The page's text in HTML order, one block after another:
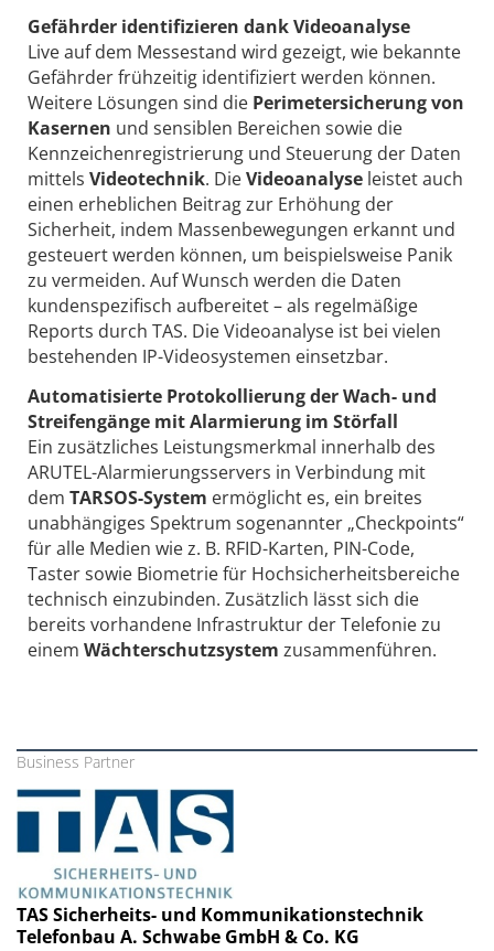
Gefährder identifizieren dank Videoanalyse
Live auf dem Messestand wird gezeigt, wie bekannte
Gefährder frühzeitig identifiziert werden können.
Weitere Lösungen sind die Perimetersicherung von
Kasernen und sensiblen Bereichen sowie die
Kennzeichenregistrierung und Steuerung der Daten
mittels Videotechnik. DieVideoanalyse leistet auch
einen erheblichen Beitrag zur Erhöhung der
Sicherheit, indem Massenbewegungen erkannt und
gesteuert werden können, um beispielsweise Panik
zu vermeiden. Auf Wunsch werden die Daten
kundenspezifisch aufbereitet – als regelmäßige
Reports durch TAS. Die Videoanalyse ist bei vielen
bestehenden IP-Videosystemen einsetzbar.
Automatisierte Protokollierung der Wach- und
Streifengänge mit Alarmierung im Störfall
Ein zusätzliches Leistungsmerkmal innerhalb des
ARUTEL-Alarmierungsservers in Verbindung mit
dem TARSOS-System ermöglicht es, ein breites
unabhängiges Spektrum sogenannter „Checkpoints“
für alle Medien wie z. B. RFID-Karten, PIN-Code,
Taster sowie Biometrie für Hochsicherheitsbereiche
technisch einzubinden. Zusätzlich lässt sich die
bereits vorhandene Infrastruktur der Telefonie zu
einem Wächterschutzsystem zusammenführen.
Business Partner
TAS Sicherheits- und Kommunikationstechnik
Telefonbau A. Schwabe GmbH & Co. KG